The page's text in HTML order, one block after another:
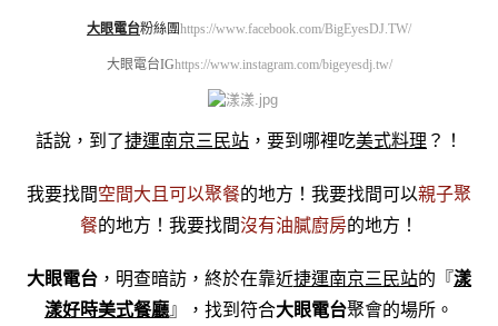
大眼電台粉絲團https://www.facebook.com/BigEyesDJ.TW/
大眼電台IGhttps://www.instagram.com/bigeyesdj.tw/
話說，到了捷運南京三民站 ，要到哪裡吃美式料理 ？！
我要找間空間大且可以聚餐的地方！我要找間可以親子聚
餐的地方！我要找間沒有油膩廚房的地方！
大眼電台 ，明查暗訪，終於在靠近捷運南京三民站的『漾
漾好時美式餐廳』，找到符合大眼電台聚會的場所。